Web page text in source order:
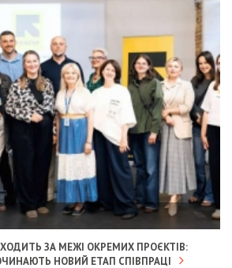
ЗА МЕЖІ ОКРЕМИХ ПРОЄКТІВ:
НОВИЙ ЕТАП СПІВПРАЦІ